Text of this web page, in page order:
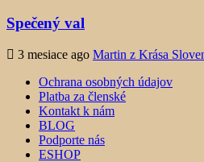
Spečený val
3 mesiace ago Martin z Krása
Ochrana osobných údajov
Platba za členské
Kontakt k nám
BLOG
Podporte nás
ESHOP